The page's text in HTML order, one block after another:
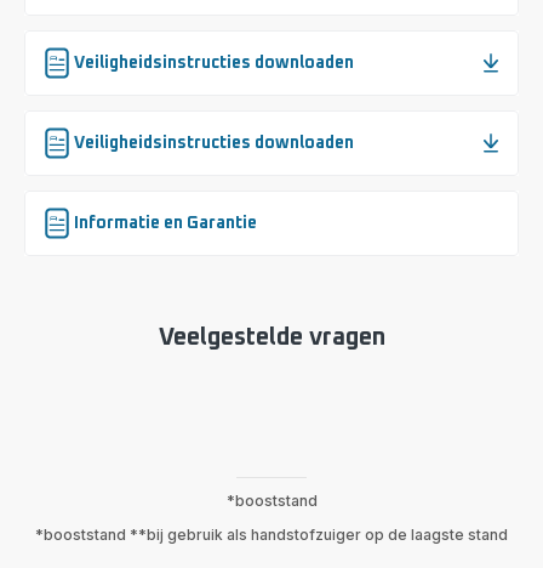
Veiligheidsinstructies downloaden
Veiligheidsinstructies downloaden
Informatie en Garantie
Veelgestelde vragen
*booststand
*booststand **bij gebruik als handstofzuiger op de laagste stand